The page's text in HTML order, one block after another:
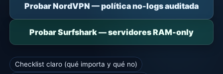
Probar NordVPN — política no-logs auditada
Probar Surfshark — servidores RAM-only
Checklist claro (qué importa y qué no)